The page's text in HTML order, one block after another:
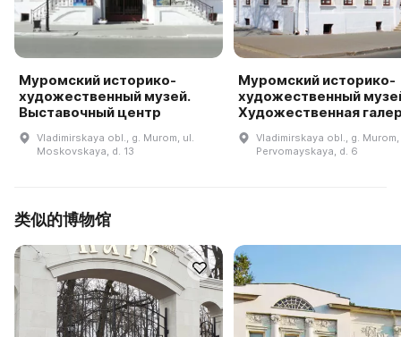
Муромский историко-
художественный музей.
Выставочный центр
Vladimirskaya obl., g. Murom, ul.
Moskovskaya, d. 13
Муромский историко-
художественный
Художественная
Vladimirskaya obl., g. Murom,
Pervomayskaya, d. 6
类似的博物馆